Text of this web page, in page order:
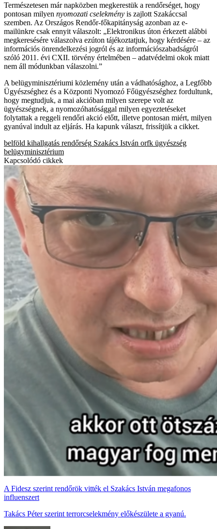
Természetesen már napközben megkerestük a rendőrséget, hogy
pontosan milyen nyomozati cselekmény is zajlott Szakáccsal
szemben. Az Országos Rendőr-főkapitányság azonban az e-
mailünkre csak ennyit válaszolt: „Elektronikus úton érkezett alábbi
megkeresésére válaszolva ezúton tájékoztatjuk, hogy kérdésére – az
információs önrendelkezési jogról és az információszabadságról
szóló 2011. évi CXII. törvény értelmében – adatvédelmi okok miatt
nem áll módunkban válaszolni.”
A belügyminisztériumi közlemény után a vádhatósághoz, a Legfőbb
Ügyészséghez és a Központi Nyomozó Főügyészséghez fordultunk,
hogy megtudjuk, a mai akcióban milyen szerepe volt az
ügyészségnek, a nyomozóhatósággal milyen egyeztetéseket
folytattak a reggeli rendőri akció előtt, illetve pontosan miért, milyen
gyanúval indult az eljárás. Ha kapunk választ, frissítjük a cikket.
belföld kihallgatás rendőrség Szakács István orfk ügyészség
belügyminisztérium
Kapcsolódó cikkek
A Fidesz szerint rendőrök vitték el Szakács István megafonos
influenszert
Takács Péter szerint terrorcselekmény előkészülete a gyanú.